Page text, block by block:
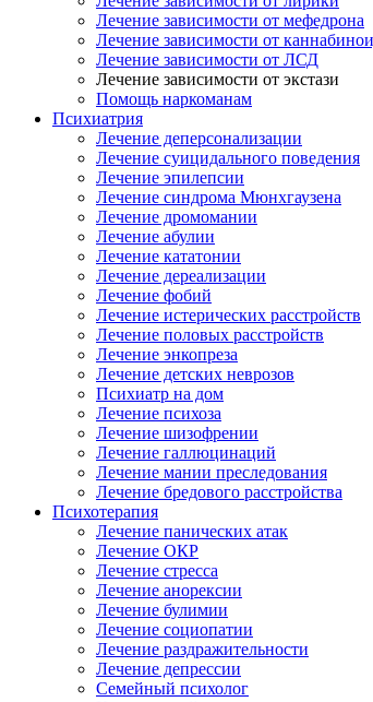
Лечение зависимости от мефедрона
Лечение зависимости от
Лечение зависимости от ЛСД
Лечение зависимости от экстази
Помощь наркоманам
Психиатрия
Лечение деперсонализации
Лечение суицидального поведения
Лечение эпилепсии
Лечение синдрома Мюнхгаузена
Лечение дромомании
Лечение абулии
Лечение кататонии
Лечение дереализации
Лечение фобий
Лечение истерических расстройств
Лечение половых расстройств
Лечение энкопреза
Лечение детских неврозов
Психиатр на дом
Лечение психоза
Лечение шизофрении
Лечение галлюцинаций
Лечение мании преследования
Лечение бредового расстройства
Психотерапия
Лечение панических атак
Лечение ОКР
Лечение стресса
Лечение анорексии
Лечение булимии
Лечение социопатии
Лечение раздражительности
Лечение депрессии
Семейный психолог